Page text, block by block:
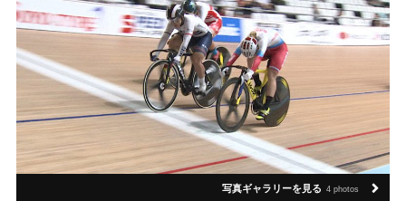
写真ギャラリーを見る 4 photos